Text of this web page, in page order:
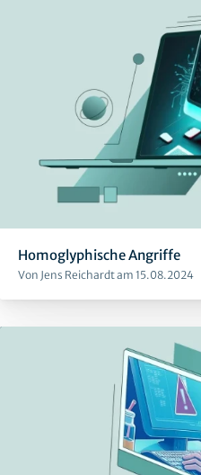
Homoglyphische Angriffe
Von Jens Reichardt am 15.08.2024